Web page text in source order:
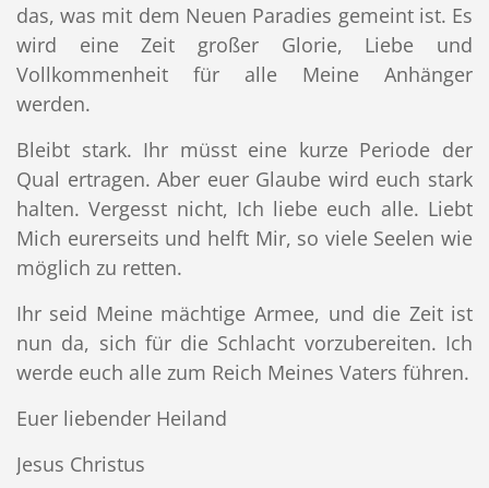
das, was mit dem Neuen Paradies gemeint ist. Es
wird eine Zeit großer Glorie, Liebe und
Vollkommenheit für alle Meine Anhänger
werden.
Bleibt stark. Ihr müsst eine kurze Periode der
Qual ertragen. Aber euer Glaube wird euch stark
halten. Vergesst nicht, Ich liebe euch alle. Liebt
Mich eurerseits und helft Mir, so viele Seelen wie
möglich zu retten.
Ihr seid Meine mächtige Armee, und die Zeit ist
nun da, sich für die Schlacht vorzubereiten. Ich
werde euch alle zum Reich Meines Vaters führen.
Euer liebender Heiland
Jesus Christus